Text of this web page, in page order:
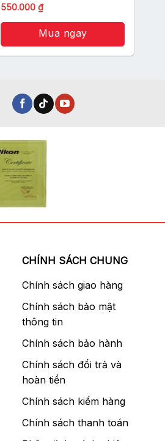
Giá
là:
600.000 ₫.
550.000₫Giá
hiện
tại
là:
550.000 ₫.
Mua ngay
CHÍNH SÁCH CHUNG
Chính sách giao hàng
Chính sách bảo mật
thông tin
Chính sách bảo hành
Chính sách đổi trả và
hoàn tiền
Chính sách kiểm hàng
Chính sách thanh toán